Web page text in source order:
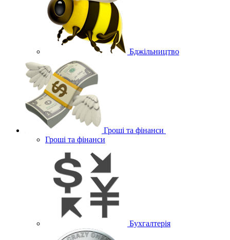
Бджільництво
Гроші та фінанси
Гроші та фінанси
Бухгалтерія